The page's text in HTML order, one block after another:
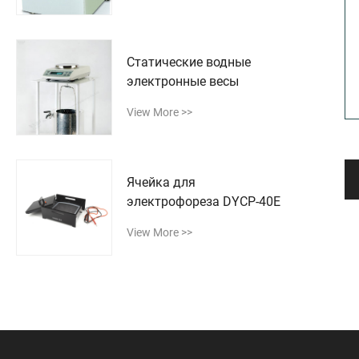
Статические водные
электронные весы
View More >>
Ячейка для
электрофореза DYCP-40E
View More >>